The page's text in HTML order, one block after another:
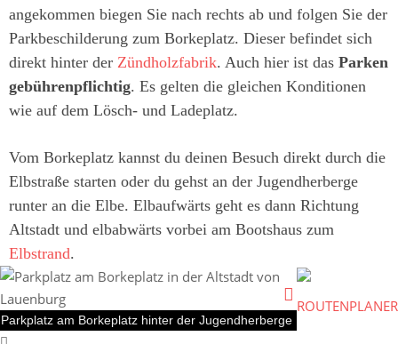
angekommen biegen Sie nach rechts ab und folgen Sie der
Parkbeschilderung zum Borkeplatz. Dieser befindet sich
direkt hinter der Zündholzfabrik. Auch hier ist das Parken
gebührenpflichtig. Es gelten die gleichen Konditionen
wie auf dem Lösch- und Ladeplatz.
Vom Borkeplatz kannst du deinen Besuch direkt durch die
Elbstraße starten oder du gehst an der Jugendherberge
runter an die Elbe. Elbaufwärts geht es dann Richtung
Altstadt und elbabwärts vorbei am Bootshaus zum
Elbstrand.
Parkplatz am Borkeplatz hinter der Jugendherberge
ROUTENPLANER